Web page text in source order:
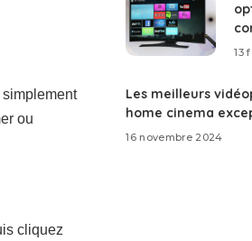
ou
cliquez
13
Les meilleurs
home cinema
16 novembre 2024